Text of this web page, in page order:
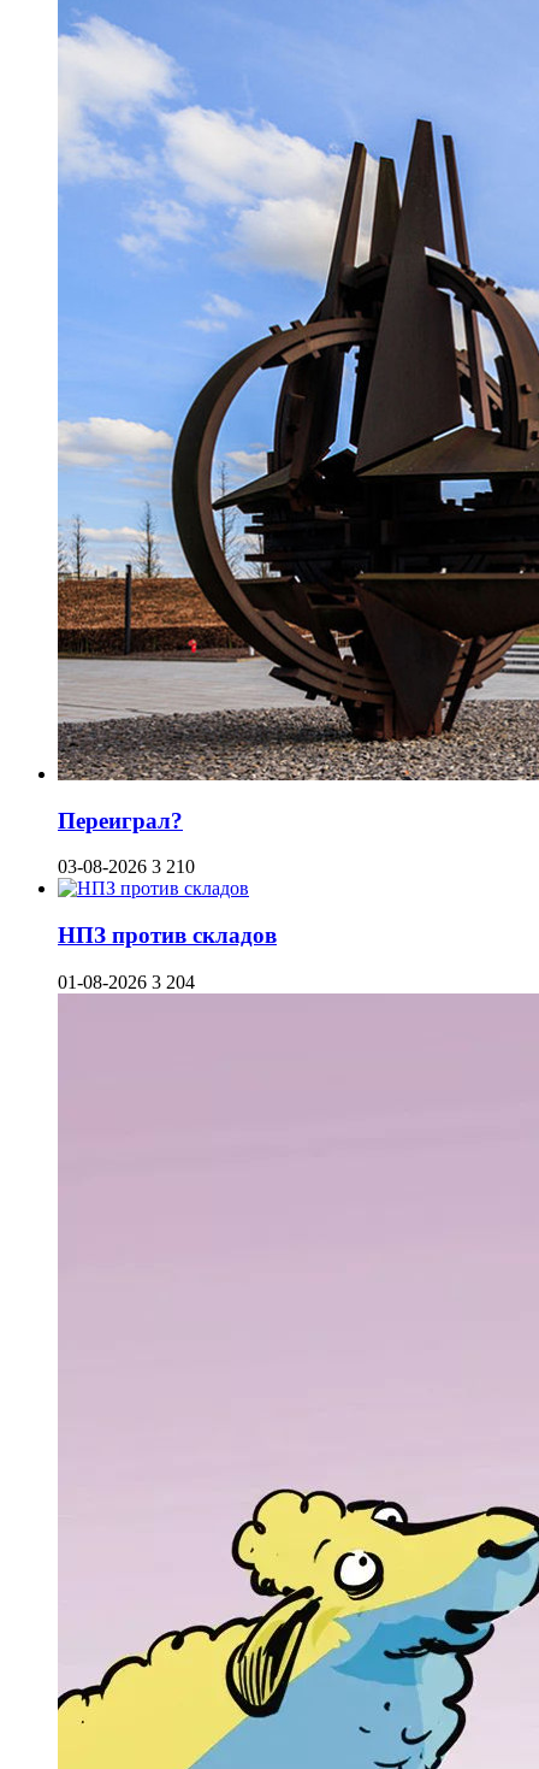
Переиграл?
03-08-2026 3 210
НПЗ против складов
01-08-2026 3 204